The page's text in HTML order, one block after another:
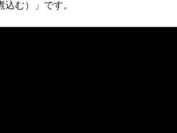
む）」です。